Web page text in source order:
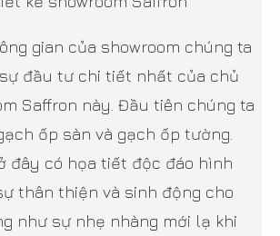
gian của showroom chúng ta
đầu tư chi tiết nhất của chủ
Saffron này. Đầu tiên chúng ta
ốp sàn và gạch ốp tường.
đây có họa tiết độc đáo hình
thân thiện và sinh động cho
như sự nhẹ nhàng mới lạ khi